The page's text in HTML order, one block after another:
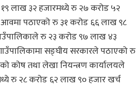
लाख ३२ हजारमध्ये रु २७ करोड ५२
पठाएको रु ३१ करोड ६६ लाख ९८
रु २३ करोड ९७ लाख ४३
सङ्घीय सरकारले पठाएको रु
कोष तथा लेखा नियन्त्रण कार्यालयले
रु २८ करोड ६२ लाख ९० हजार खर्च